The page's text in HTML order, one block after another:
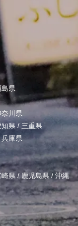
島県
奈川県
知県 / 三重県
兵庫県
崎県 /鹿児島県 / 沖縄